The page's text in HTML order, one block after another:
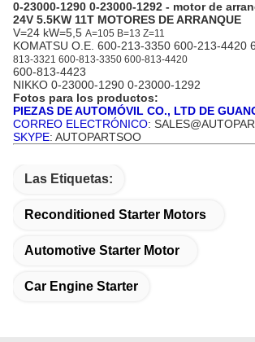
0-23000-1290 0-23000-1292 - motor de
24V 5.5KW 11T MOTORES DE ARRANQUE
V=24 kW=5,5 A=105 B=13 Z=11
KOMATSU O.E. 600-213-3350 600-213-4420
813-3321 600-813-3350 600-813-4420
600-813-4423
NIKKO 0-23000-1290 0-23000-1292
Fotos para los productos:
PIEZAS DE AUTOMÓVIL CO., LTD DE
CORREO ELECTRÓNICO:
SKYPE: AUTOPARTSOO
Las Etiquetas:
Reconditioned Starter Motors
Automotive Starter Motor
Car Engine Starter